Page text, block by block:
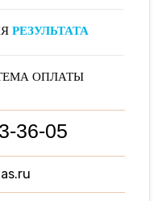
РЕЗУЛЬТАТА
ОПЛАТЫ
36-05